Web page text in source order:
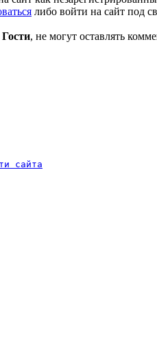
либо войти на сайт под
Гости, не могут оставлять
сайта